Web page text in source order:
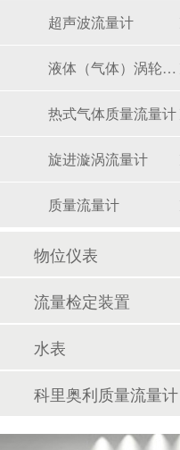
超声波流量计
液体（气体）涡轮流量计
热式气体质量流量计
旋进漩涡流量计
质量流量计
物位仪表
流量检定装置
水表
科里奥利质量流量计